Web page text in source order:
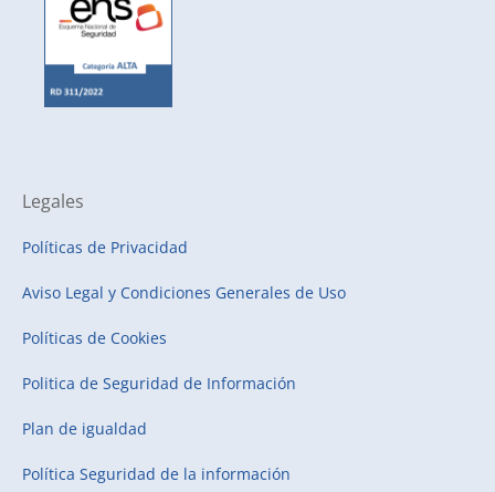
Legales
Políticas de Privacidad
Aviso Legal y Condiciones Generales de Uso
Políticas de Cookies
Politica de Seguridad de Información
Plan de igualdad
Política Seguridad de la información